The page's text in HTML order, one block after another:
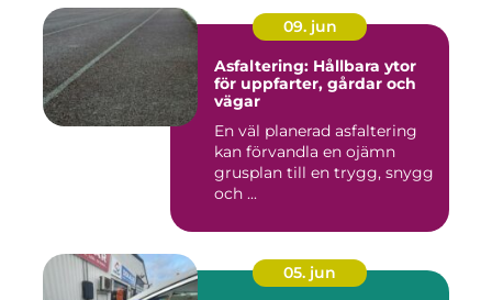
09. jun
Asfaltering: Hållbara ytor
för uppfarter, gårdar och
vägar
En väl planerad asfaltering
kan förvandla en ojämn
grusplan till en trygg, snygg
och ...
05. jun